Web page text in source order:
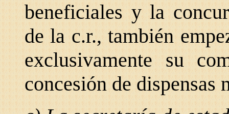
beneficiales y la
de la c.r., también
exclusivamente su
concesión de dispensas